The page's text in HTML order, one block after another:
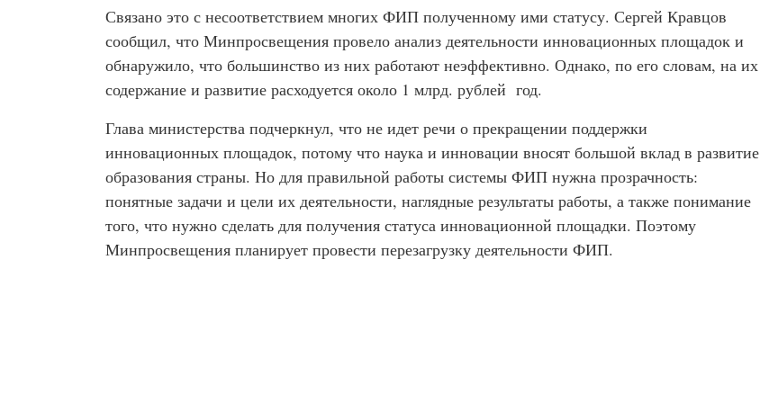
Связано это с несоответствием многих ФИП полученному ими статусу. Сергей Кравцов
сообщил, что Минпросвещения провело анализ деятельности инновационных площадок и
обнаружило, что большинство из них работают неэффективно. Однако, по его словам, на их
содержание и развитие расходуется около 1 млрд. рублей год.
Глава министерства подчеркнул, что не идет речи о прекращении поддержки
инновационных площадок, потому что наука и инновации вносят большой вклад в развитие
образования страны. Но для правильной работы системы ФИП нужна прозрачность:
понятные задачи и цели их деятельности, наглядные результаты работы, а также понимание
того, что нужно сделать для получения статуса инновационной площадки. Поэтому
Минпросвещения планирует провести перезагрузку деятельности ФИП.